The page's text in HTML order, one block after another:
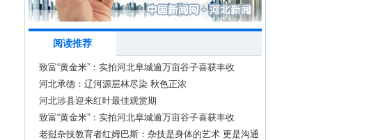
阅读推荐
致富“黄金米”：实拍河北阜城逾万亩谷子喜获丰收
河北承德：辽河源层林尽染 秋色正浓
河北涉县迎来红叶最佳观赏期
致富“黄金米”：实拍河北阜城逾万亩谷子喜获丰收
老挝杂技教育者红姆巴斯：杂技是身体的艺术 更是沟通